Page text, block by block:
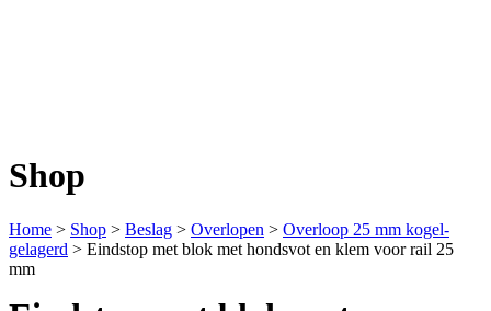
Shop
Home > Shop > Beslag > Overlopen > Overloop 25 mm kogel­
gelagerd > Eindstop met blok met hondsvot en klem voor rail 25
mm